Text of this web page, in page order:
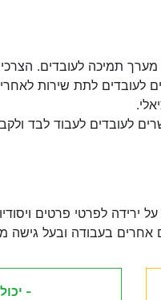
תמיכה לעובדים.
לעובדים לתת שירות
לעובדים לעבוד לבד
ירידה לפרטי פרטים
בעבודה ובעל גישה
-